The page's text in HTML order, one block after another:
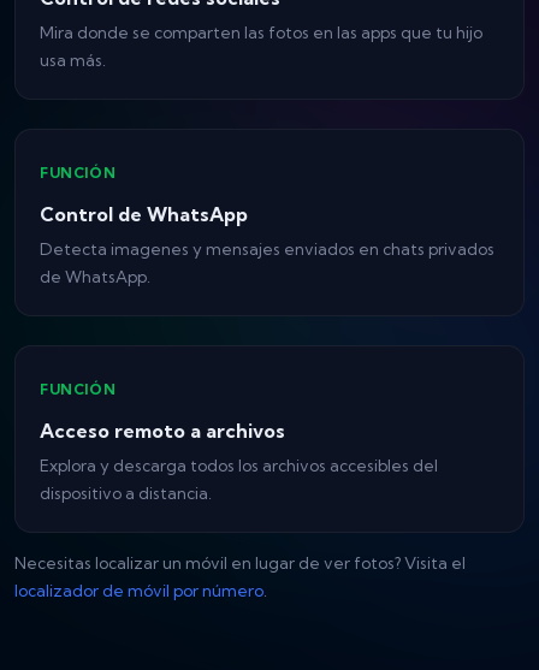
Mira donde se comparten las fotos en las apps que tu hijo
usa más.
FUNCIÓN
Control de WhatsApp
Detecta imagenes y mensajes enviados en chats privados
de WhatsApp.
FUNCIÓN
Acceso remoto a archivos
Explora y descarga todos los archivos accesibles del
dispositivo a distancia.
Necesitas localizar un móvil en lugar de ver fotos? Visita el
localizador de móvil por número.